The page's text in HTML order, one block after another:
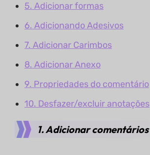
5. Adicionar formas
6. Adicionando Adesivos
7. Adicionar Carimbos
8. Adicionar Anexo
9. Propriedades do comentário
10. Desfazer/excluir anotações
1. Adicionar comentários